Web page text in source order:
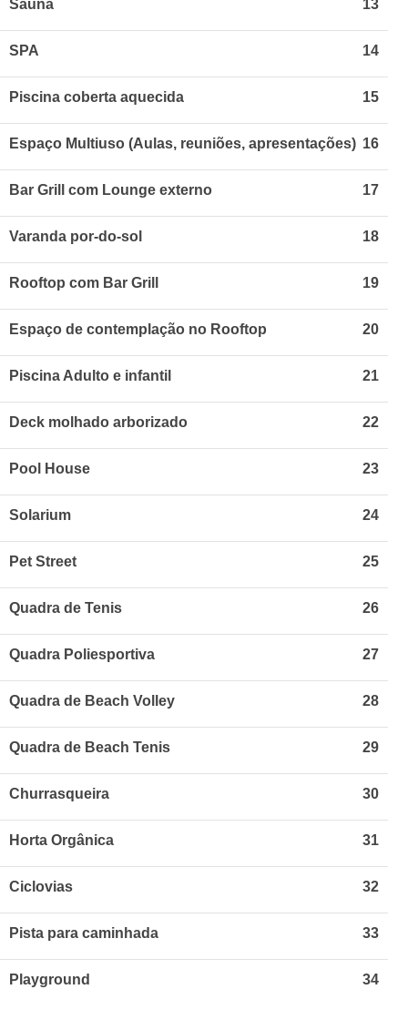
Sauna 13
SPA 14
Piscina coberta aquecida 15
Espaço Multiuso (Aulas, reuniões, apresentações) 16
Bar Grill com Lounge externo 17
Varanda por-do-sol 18
Rooftop com Bar Grill 19
Espaço de contemplação no Rooftop 20
Piscina Adulto e infantil 21
Deck molhado arborizado 22
Pool House 23
Solarium 24
Pet Street 25
Quadra de Tenis 26
Quadra Poliesportiva 27
Quadra de Beach Volley 28
Quadra de Beach Tenis 29
Churrasqueira 30
Horta Orgânica 31
Ciclovias 32
Pista para caminhada 33
Playground 34